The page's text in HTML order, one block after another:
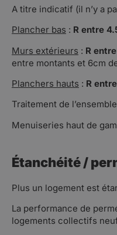
A titre indicatif (il n’y a
Plancher bas : R entre
Murs extérieurs : R
entre montants et 6cm
Planchers hauts : R
Traitement de
Menuiseries haut de
Étanchéité /
Plus un logement est
La performance de
logements collectifs